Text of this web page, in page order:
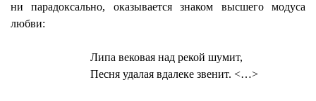
ни парадоксально, оказывается знаком высшего модуса
любви:
Липа вековая над рекой шумит,
Песня удалая вдалеке звенит. <…>